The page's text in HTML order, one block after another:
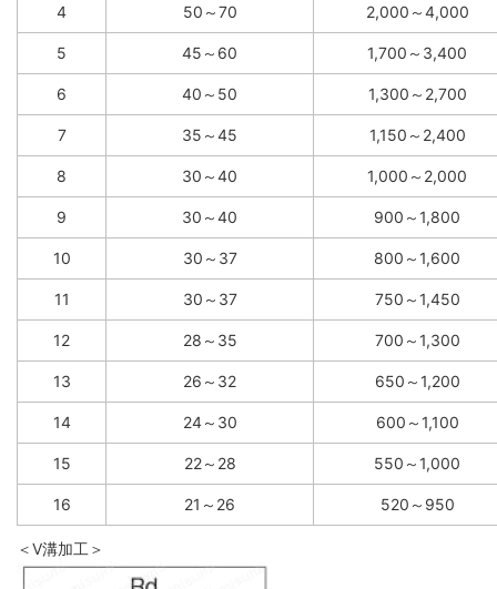
4 50～70 2,000～4,000
5 45～60 1,700～3,400
6 40～50 1,300～2,700
7 35～45 1,150～2,400
8 30～40 1,000～2,000
9 30～40 900～1,800
10 30～37 800～1,600
11 30～37 750～1,450
12 28～35 700～1,300
13 26～32 650～1,200
14 24～30 600～1,100
15 22～28 550～1,000
16 21～26 520～950
＜V溝加工＞